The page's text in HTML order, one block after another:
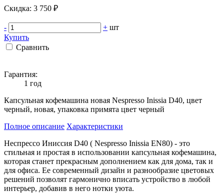
Cкидка: 3 750 ₽
- + шт
Купить
Сравнить
Гарантия:
1 год
Капсульная кофемашина новая Nespresso Inissia D40, цвет
черный, новая, упаковка примята цвет черный
Полное описание Характеристики
Неспрессо Иниссия D40 ( Nespresso Inissia EN80) - это
стильная и простая в использовании капсульная кофемашина,
которая станет прекрасным дополнением как для дома, так и
для офиса. Ее современный дизайн и разнообразие цветовых
решений позволят гармонично вписать устройство в любой
интерьер, добавив в него нотки уюта.